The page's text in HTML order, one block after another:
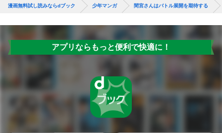
漫画無料試し読みならdブック 少年マンガ 間宮さんはバトル展開を期待する
アプリならもっと便利で快適に！